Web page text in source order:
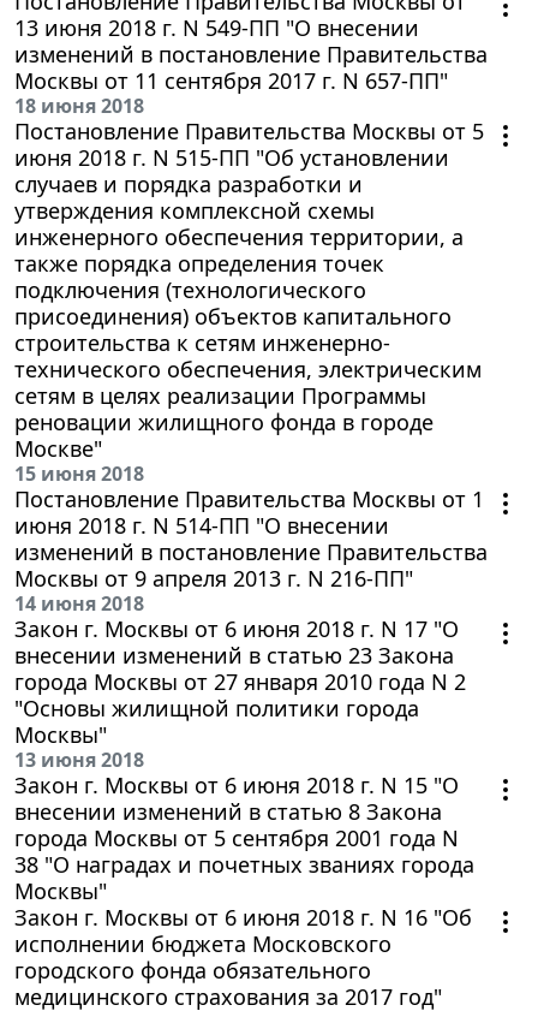
13 июня 2018 г. N 549-ПП "О внесении
изменений в постановление Правительства
Москвы от 11 сентября 2017 г. N 657-ПП"
18 июня 2018
Постановление Правительства Москвы от 5
июня 2018 г. N 515-ПП "Об установлении
случаев и порядка разработки и
утверждения комплексной схемы
инженерного обеспечения территории, а
также порядка определения точек
подключения (технологического
присоединения) объектов капитального
строительства к сетям инженерно-
технического обеспечения, электрическим
сетям в целях реализации Программы
реновации жилищного фонда в городе
Москве"
15 июня 2018
Постановление Правительства Москвы от 1
июня 2018 г. N 514-ПП "О внесении
изменений в постановление Правительства
Москвы от 9 апреля 2013 г. N 216-ПП"
14 июня 2018
Закон г. Москвы от 6 июня 2018 г. N 17 "О
внесении изменений в статью 23 Закона
города Москвы от 27 января 2010 года N 2
"Основы жилищной политики города
Москвы"
13 июня 2018
Закон г. Москвы от 6 июня 2018 г. N 15 "О
внесении изменений в статью 8 Закона
города Москвы от 5 сентября 2001 года N
38 "О наградах и почетных званиях города
Москвы"
Закон г. Москвы от 6 июня 2018 г. N 16 "Об
исполнении бюджета Московского
городского фонда обязательного
медицинского страхования за 2017 год"